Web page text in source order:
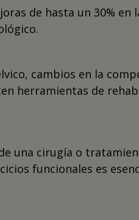
de hasta un 30% en
cambios en la
herramientas de
una cirugía o
funcionales es